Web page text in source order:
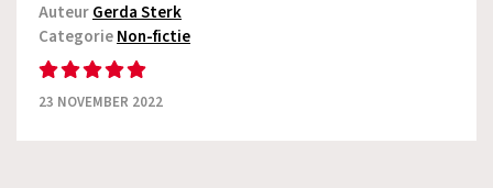
AuteurGerda Sterk
CategorieNon-fictie
23 NOVEMBER 2022